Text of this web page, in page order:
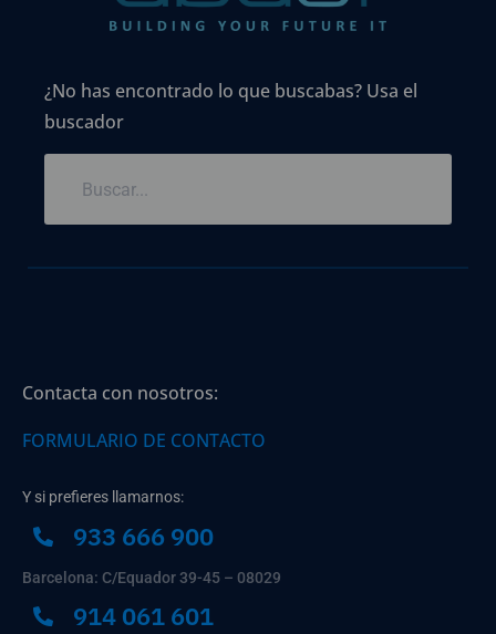
¿No has encontrado lo que buscabas? Usa el
buscador
Contacta con nosotros:
FORMULARIO DE CONTACTO
Y si prefieres llamarnos:
933 666 900
Barcelona: C/Equador 39-45 – 08029
914 061 601